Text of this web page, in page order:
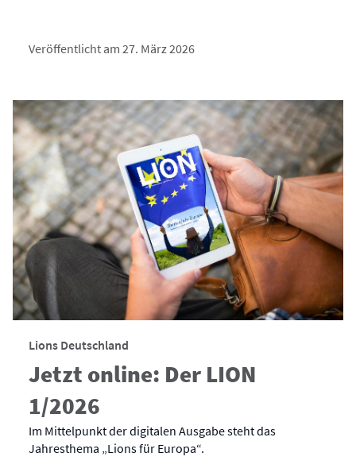
Veröffentlicht am 27. März 2026
Lions Deutschland
Jetzt online: Der LION
1/2026
Im Mittelpunkt der digitalen Ausgabe steht das
Jahresthema „Lions für Europa“.